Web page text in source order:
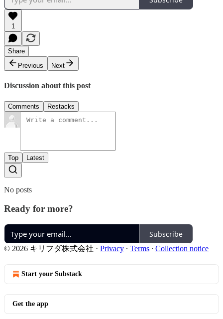
1
Share
Previous
Next
Discussion about this post
Comments Restacks
Top Latest
No posts
Ready for more?
Subscribe
© 2026 キリフダ株式会社 · Privacy ∙ Terms ∙ Collection notice
Start your Substack
Get the app